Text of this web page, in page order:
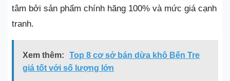
tâm bởi sản phẩm chính hãng 100% và mức giá cạnh
tranh.
Xem thêm:
Top 8 cơ sở bán dừa khô Bến Tre
giá tốt với số lượng lớn